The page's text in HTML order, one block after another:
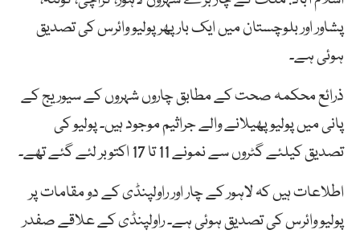
پشاور اور بلوچستان میں ایک بار پھر پولیو وائرس کی تصدیق
ہوئی ہے۔
ذرائع محکمہ صحت کے مطابق چاروں شہروں کے سیوریج کے
پانی میں پولیو پھیلانے والے جراثیم موجود ہیں۔ پولیو کی
تصدیق کیلئے گٹروں سے نمونے 11 تا 17 اکتوبر لئے گئے تھے۔
اطلاعات ہیں کہ لاہور کے چار اور راولپنڈی کے دو مقامات پر
پولیو وائرس کی تصدیق ہوئی ہے۔ راولپنڈی کے علاقے صفدر